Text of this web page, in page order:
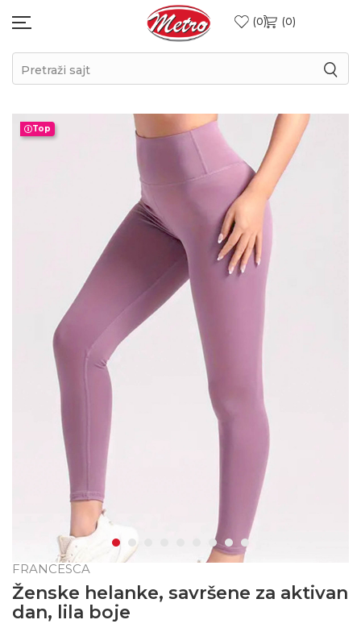
0 0
Pretraži sajt
Top
FRANCESCA
Ženske helanke, savršene za aktivan
dan, lila boje